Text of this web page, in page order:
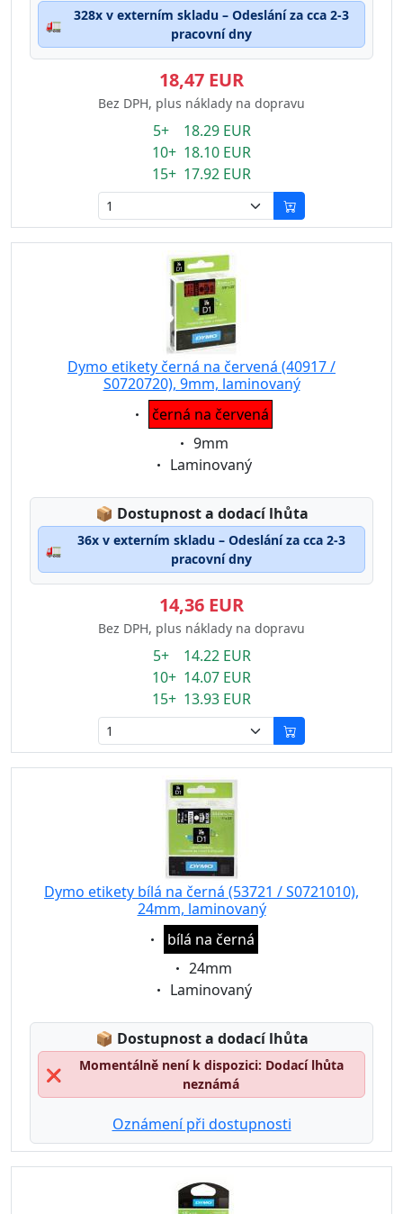
🚛
328x v externím skladu – Odeslání za cca 2-3
pracovní dny
18,47 EUR
Bez DPH, plus náklady na dopravu
5+ 18.29 EUR
10+ 18.10 EUR
15+ 17.92 EUR
Dymo etikety černá na červená (40917 /
S0720720), 9mm, laminovaný
Eigenschaft:
černá na červená
Eigenschaft:
9mm
Eigenschaft:
Laminovaný
📦 Lagerstatus:
Dostupnost a dodací lhůta
🚛
36x v externím skladu – Odeslání za cca 2-3
pracovní dny
14,36 EUR
Bez DPH, plus náklady na dopravu
5+ 14.22 EUR
10+ 14.07 EUR
15+ 13.93 EUR
Dymo etikety bílá na černá (53721 / S0721010),
24mm, laminovaný
Eigenschaft:
bílá na černá
Eigenschaft:
24mm
Eigenschaft:
Laminovaný
📦 Lagerstatus:
Dostupnost a dodací lhůta
❌
Momentálně není k dispozici: Dodací lhůta
neznámá
Oznámení při dostupnosti